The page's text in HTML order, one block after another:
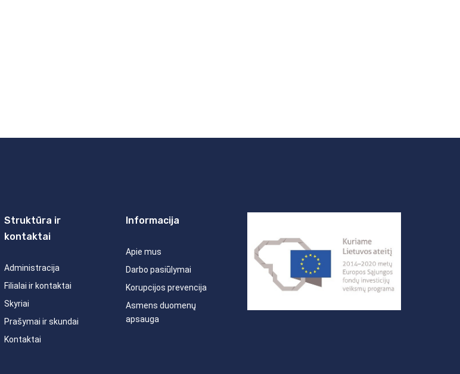
Struktūra ir
kontaktai
Administracija
Filialai ir kontaktai
Skyriai
Prašymai ir skundai
Kontaktai
Informacija
Apie mus
Darbo pasiūlymai
Korupcijos prevencija
Asmens duomenų
apsauga